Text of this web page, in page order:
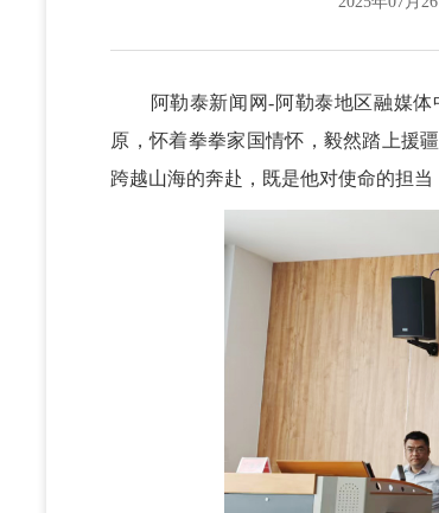
阿勒泰新闻网-阿勒泰地区融媒体
原，怀着拳拳家国情怀，毅然踏上援
跨越山海的奔赴，既是他对使命的担